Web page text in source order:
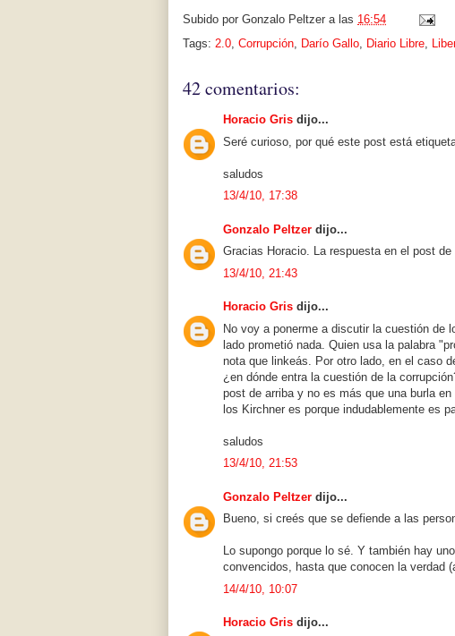
Subido por Gonzalo Peltzer a las 16:54
Tags: 2.0, Corrupción, Darío Gallo, Diario Libre,
42 comentarios:
Horacio Gris dijo...
Seré curioso, por qué este post está
saludos
13/4/10, 17:38
Gonzalo Peltzer dijo...
Gracias Horacio. La respuesta en el post
13/4/10, 21:43
Horacio Gris dijo...
No voy a ponerme a discutir la cuestión de
lado prometió nada. Quien usa la palabra
nota que linkeás. Por otro lado, en el caso
¿en dónde entra la cuestión de la
post de arriba y no es más que una burla
los Kirchner es porque indudablemente es
saludos
13/4/10, 21:53
Gonzalo Peltzer dijo...
Bueno, si creés que se defiende a las
Lo supongo porque lo sé. Y también hay
convencidos, hasta que conocen la verdad
14/4/10, 10:07
Horacio Gris dijo...